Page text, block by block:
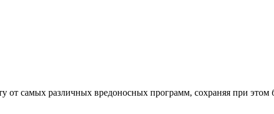
от самых различных вредоносных программ, сохраняя при этом